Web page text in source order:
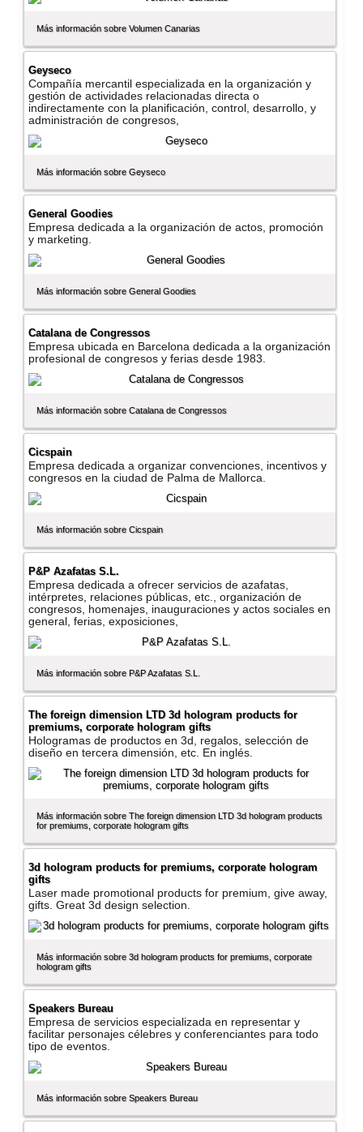
Más información sobre Volumen Canarias
Geyseco
Compañí­a mercantil especializada en la organización y
gestión de actividades relacionadas directa o
indirectamente con la planificación, control, desarrollo, y
administración de congresos,
Más información sobre Geyseco
General Goodies
Empresa dedicada a la organización de actos, promoción
y marketing.
Más información sobre General Goodies
Catalana de Congressos
Empresa ubicada en Barcelona dedicada a la organización
profesional de congresos y ferias desde 1983.
Más información sobre Catalana de Congressos
Cicspain
Empresa dedicada a organizar convenciones, incentivos y
congresos en la ciudad de Palma de Mallorca.
Más información sobre Cicspain
P&P Azafatas S.L.
Empresa dedicada a ofrecer servicios de azafatas,
intérpretes, relaciones públicas, etc., organización de
congresos, homenajes, inauguraciones y actos sociales en
general, ferias, exposiciones,
Más información sobre P&P Azafatas S.L.
The foreign dimension LTD 3d hologram products for
premiums, corporate hologram gifts
Hologramas de productos en 3d, regalos, selección de
diseño en tercera dimensión, etc. En inglés.
Más información sobre The foreign dimension LTD 3d hologram products
for premiums, corporate hologram gifts
3d hologram products for premiums, corporate hologram
gifts
Laser made promotional products for premium, give away,
gifts. Great 3d design selection.
Más información sobre 3d hologram products for premiums, corporate
hologram gifts
Speakers Bureau
Empresa de servicios especializada en representar y
facilitar personajes célebres y conferenciantes para todo
tipo de eventos.
Más información sobre Speakers Bureau